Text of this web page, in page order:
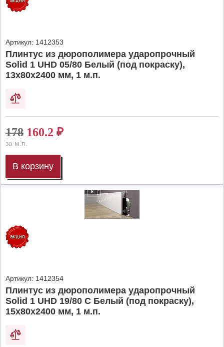
Артикул: 1412353
Плинтус из дюрополимера ударопрочный
Solid 1 UHD 05/80 Белый (под покраску),
13х80х2400 мм, 1 м.п.
178 160.2 ₽
за м.п.
В корзину
Артикул: 1412354
Плинтус из дюрополимера ударопрочный
Solid 1 UHD 19/80 C Белый (под покраску),
15х80х2400 мм, 1 м.п.